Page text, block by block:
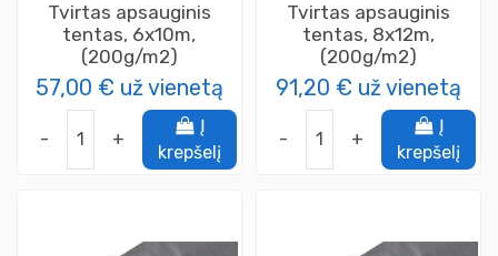
Tvirtas apsauginis
tentas, 6x10m,
(200g/m2)
57,00 € už vienetą
- +
Į
krepšelį
Tvirtas apsauginis
tentas, 8x12m,
(200g/m2)
91,20 € už vienetą
- +
Į
krepšelį